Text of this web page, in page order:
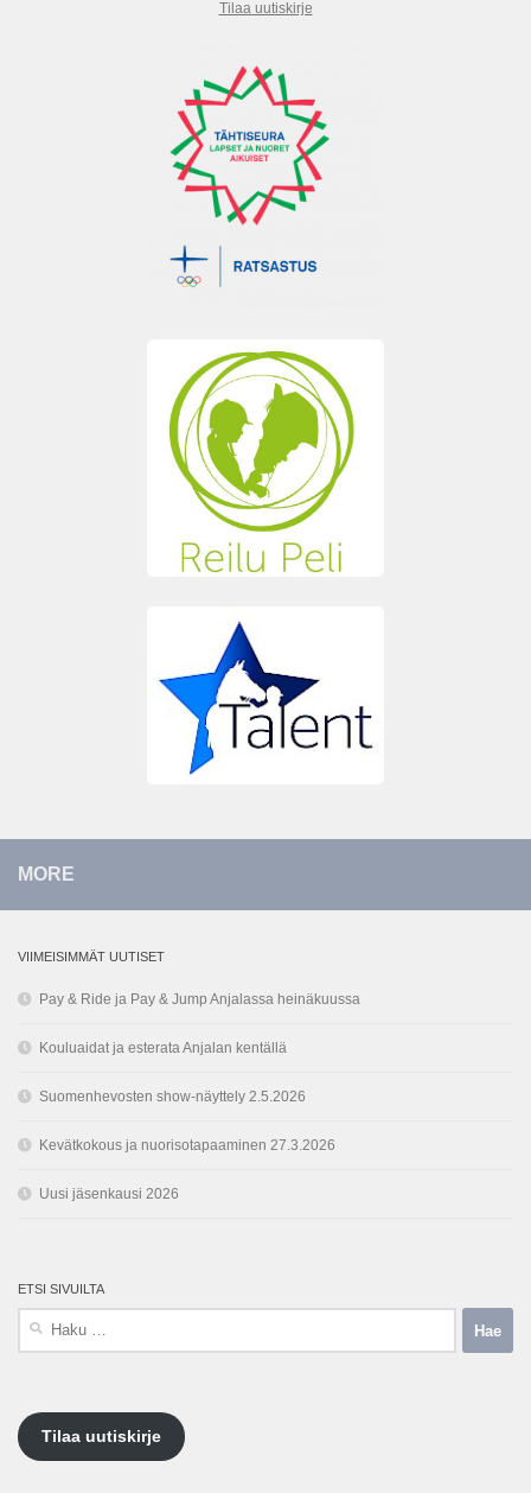
Tilaa uutiskirje
MORE
VIIMEISIMMÄT UUTISET
Pay & Ride ja Pay & Jump Anjalassa heinäkuussa
Kouluaidat ja esterata Anjalan kentällä
Suomenhevosten show-näyttely 2.5.2026
Kevätkokous ja nuorisotapaaminen 27.3.2026
Uusi jäsenkausi 2026
ETSI SIVUILTA
Tilaa uutiskirje